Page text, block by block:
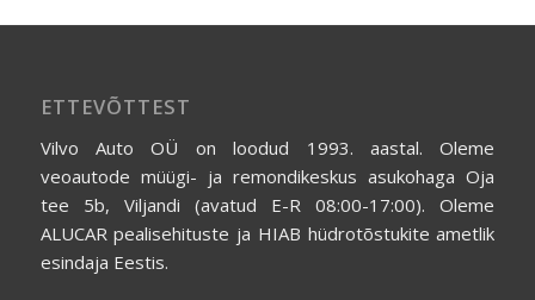
ETTEVÕTTEST
Vilvo Auto OÜ on loodud 1993. aastal. Oleme
veoautode müügi- ja remondikeskus asukohaga Oja
tee 5b, Viljandi (avatud E-R 08:00-17:00). Oleme
ALUCAR pealisehituste ja HIAB hüdrotõstukite ametlik
esindaja Eestis.